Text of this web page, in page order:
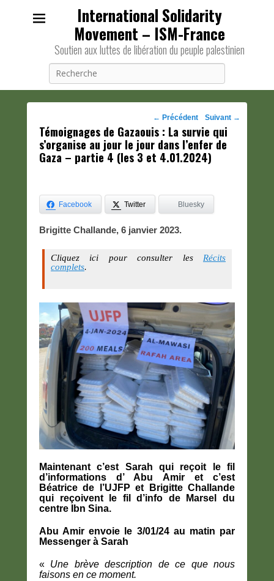
International Solidarity
Movement – ISM-France
Soutien aux luttes de libération du peuple palestinien
Navigation
des
posts
← Précédent Suivant →
Témoignages de Gazaouis : La survie qui
s’organise au jour le jour dans l’enfer de
Gaza – partie 4 (les 3 et 4.01.2024)
Facebook Twitter Bluesky
Brigitte Challande, 6 janvier 2023.
Cliquez ici pour consulter les Récits
complets.
Maintenant c’est Sarah qui reçoit le fil
d’informations d’ Abu Amir et c’est
Béatrice de l’UJFP et Brigitte Challande
qui reçoivent le fil d’info de Marsel du
centre Ibn Sina.
Abu Amir envoie le 3/01/24 au matin par
Messenger à Sarah
« Une brève description de ce que nous
faisons en ce moment.